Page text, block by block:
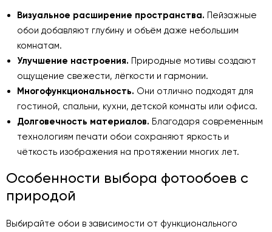
Визуальное расширение пространства. Пейзажные
обои добавляют глубину и объём даже небольшим
комнатам.
Улучшение настроения. Природные мотивы создают
ощущение свежести, лёгкости и гармонии.
Многофункциональность. Они отлично подходят для
гостиной, спальни, кухни, детской комнаты или офиса.
Долговечность материалов. Благодаря современным
технологиям печати обои сохраняют яркость и
чёткость изображения на протяжении многих лет.
Особенности выбора фотообоев с
природой
Выбирайте обои в зависимости от функционального